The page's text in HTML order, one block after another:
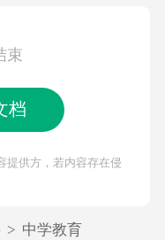
束
档
提供方，若内容存在侵
> 中学教育